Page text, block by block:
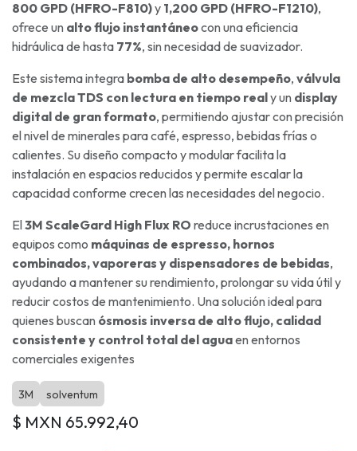
800 GPD (HFRO-F810)y 1,200 GPD (HFRO-F1210),
ofrece un alto flujo instantáneocon una eficiencia
hidráulica de hasta 77%, sin necesidad de suavizador.
Este sistema integra bomba de alto desempeño, válvula
de mezcla TDS con lectura en tiempo realy un display
digital de gran formato, permitiendo ajustar con precisión
el nivel de minerales para café, espresso, bebidas frías o
calientes. Su diseño compacto y modular facilita la
instalación en espacios reducidos y permite escalar la
capacidad conforme crecen las necesidades del negocio.
El3M ScaleGard High Flux RO reduce incrustaciones en
equipos como máquinas de espresso, hornos
combinados, vaporeras y dispensadores de bebidas,
ayudando a mantener su rendimiento, prolongar su vida útil y
reducir costos de mantenimiento. Una solución ideal para
quienes buscan ósmosis inversa de alto flujo, calidad
consistente y control total del aguaen entornos
comerciales exigentes
3M solventum
$ MXN 65.992,40